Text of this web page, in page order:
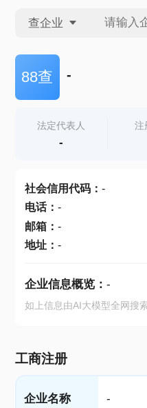
查企业
查企业
查产地
88查 -
法定代表人
-
注
社会信用代码： -
电话： -
邮箱： -
地址： -
企业信息概览： -
如上信息由AI大模型全网搜
工商注册
企业名称 -